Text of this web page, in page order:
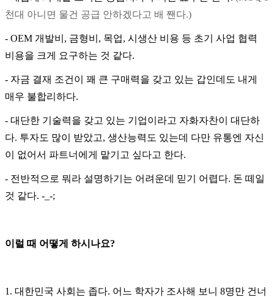
천대 아니면 물건 공급 안하겠다고 배 짼다.)
- OEM 개발비 , 금형비 , 목업, 시생산 비용 등 초기 사업 협력
비용을 크게 요구하는 것 같다.
- 자금 결재 조건이 꽤 큰 구매력을 갖고 있는 갑인데도 내게
매우 불합리하다.
- 대단한 기술력을 갖고 있는 기업이라고 자화자찬이 대단하
다. 투자도 많이 받았고, 생산능력도 있는데 다만 유통엔 자신
이 없어서 파트너에게 맡기고 싶다고 한다.
- 전반적으로 뭐라 설명하기는 어려운데 믿기 어렵다. 돈 떼일
것 같다. -_-;
이럴 때 어떻게 하시나요?
1. 대한민국 사회는 좁다. 어느 학자가 조사해 보니 8명만 건너